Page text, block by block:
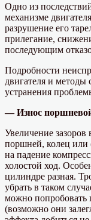
Одно из
механизме
разрушение его
прилегание,
последующим
Подробности
двигателя и методы
устранения
— Износ
Увеличение зазоров
поршней, колец или
на падение
холостой ход.
цилиндре разная.
убрать в таком
можно попробовать
(возможно они